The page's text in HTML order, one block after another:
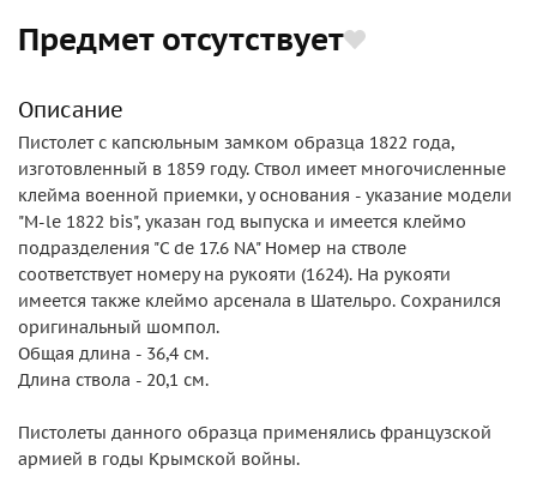
Предмет отсутствует
Описание
Пистолет с капсюльным замком образца 1822 года,
изготовленный в 1859 году. Ствол имеет многочисленные
клейма военной приемки, у основания - указание модели
"M-le 1822 bis", указан год выпуска и имеется клеймо
подразделения "C de 17.6 NA" Номер на стволе
соответствует номеру на рукояти (1624). На рукояти
имеется также клеймо арсенала в Шательро. Сохранился
оригинальный шомпол.
Общая длина - 36,4 см.
Длина ствола - 20,1 см.
Пистолеты данного образца применялись французской
армией в годы Крымской войны.